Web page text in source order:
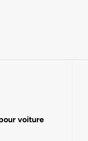
voiture